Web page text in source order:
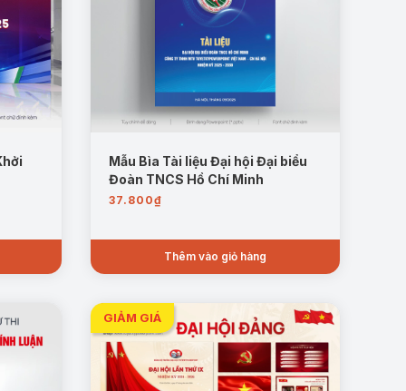
Mẫu Bìa Tài liệu Đại hội Đại biểu
Đoàn TNCS Hồ Chí Minh
37.800₫
Thêm vào giỏ hàng